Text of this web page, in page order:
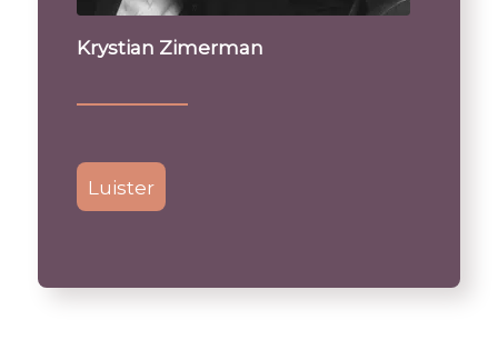
Krystian Zimerman
Luister